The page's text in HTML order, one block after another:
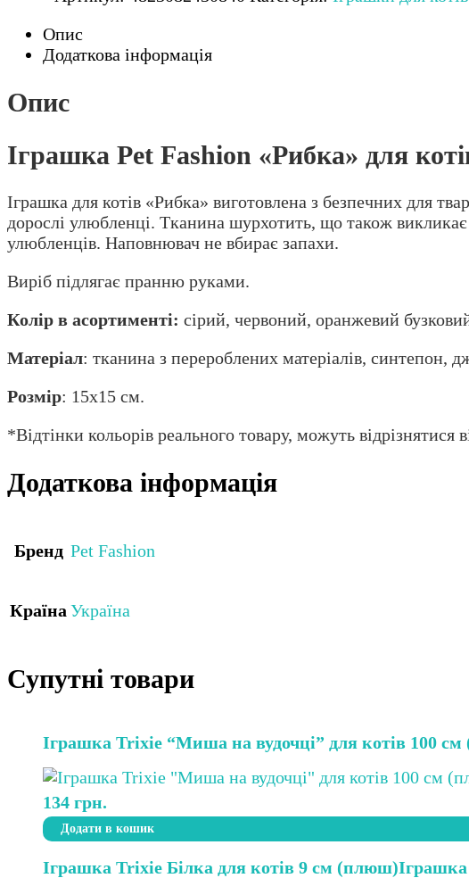
«Рибка»
для
котів,
15х15
кількість
Опис
Додаткова інформація
Опис
Іграшка Pet Fashion «Рибка» для
Іграшка для котів «Рибка» виготовлена з безпечних для
дорослі улюбленці. Тканина шурхотить, що також викликає
улюбленців. Наповнювач не вбирає запахи.
Виріб підлягає пранню руками.
Колір в асортименті: сірий, червоний, оранжевий
Матеріал: тканина з перероблених матеріалів, синтепон,
Розмір: 15х15 см.
*Відтінки кольорів реального товару, можуть
Додаткова інформація
Бренд Pet Fashion
Країна Україна
Супутні товари
Іграшка Trixie “Миша на вудочці” для котів 100
134 грн.
Додати в кошик
Іграшка Trixie Білка для котів 9 см (плюш)